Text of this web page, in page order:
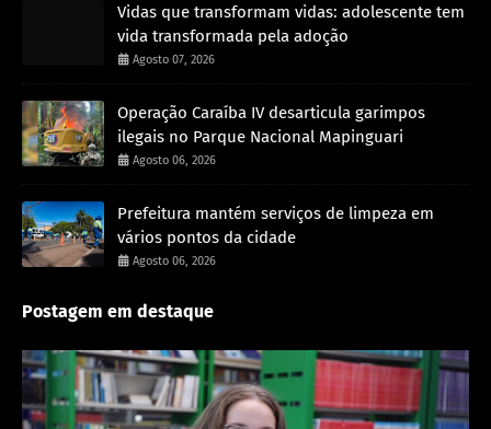
Vidas que transformam vidas: adolescente tem
vida transformada pela adoção
Agosto 07, 2026
Operação Caraíba IV desarticula garimpos
ilegais no Parque Nacional Mapinguari
Agosto 06, 2026
Prefeitura mantém serviços de limpeza em
vários pontos da cidade
Agosto 06, 2026
Postagem em destaque